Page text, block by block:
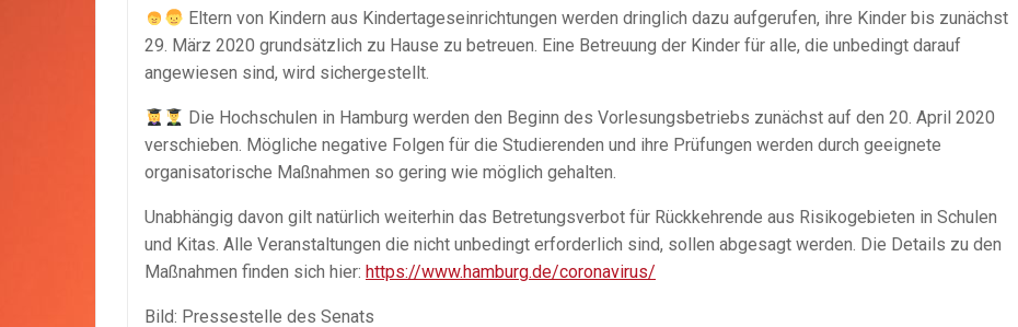
Eltern von Kindern aus Kindertageseinrichtungen werden dringlich dazu aufgerufen, ihre Kinder bis zunächst
29. März 2020 grundsätzlich zu Hause zu betreuen. Eine Betreuung der Kinder für alle, die unbedingt darauf
angewiesen sind, wird sichergestellt.
Die Hochschulen in Hamburg werden den Beginn des Vorlesungsbetriebs zunächst auf den 20. April 2020
verschieben. Mögliche negative Folgen für die Studierenden und ihre Prüfungen werden durch geeignete
organisatorische Maßnahmen so gering wie möglich gehalten.
Unabhängig davon gilt natürlich weiterhin das Betretungsverbot für Rückkehrende aus Risikogebieten in Schulen
und Kitas. Alle Veranstaltungen die nicht unbedingt erforderlich sind, sollen abgesagt werden. Die Details zu den
Maßnahmen finden sich hier: https://www.hamburg.de/coronavirus/
Bild: Pressestelle des Senats